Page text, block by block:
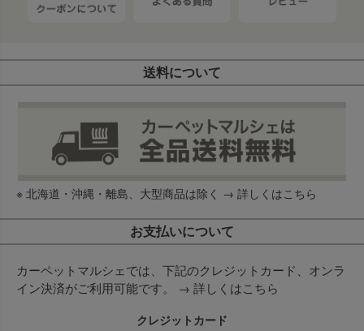
送料について
※ 北海道・沖縄・離島、大型商品は除く → 詳しくはこちら
お支払いについて
カーペットマルシェでは、下記のクレジットカード、オンラ
イン決済がご利用可能です。 → 詳しくはこちら
クレジットカード